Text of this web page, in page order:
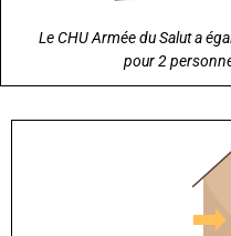
Le CHU Armée du Salut a
pour 2